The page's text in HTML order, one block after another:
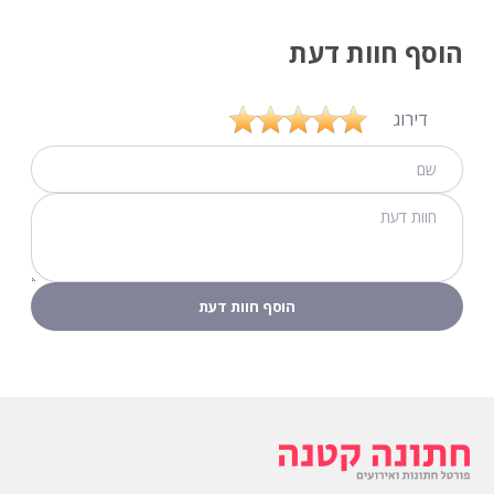
הוסף חוות דעת
דירוג